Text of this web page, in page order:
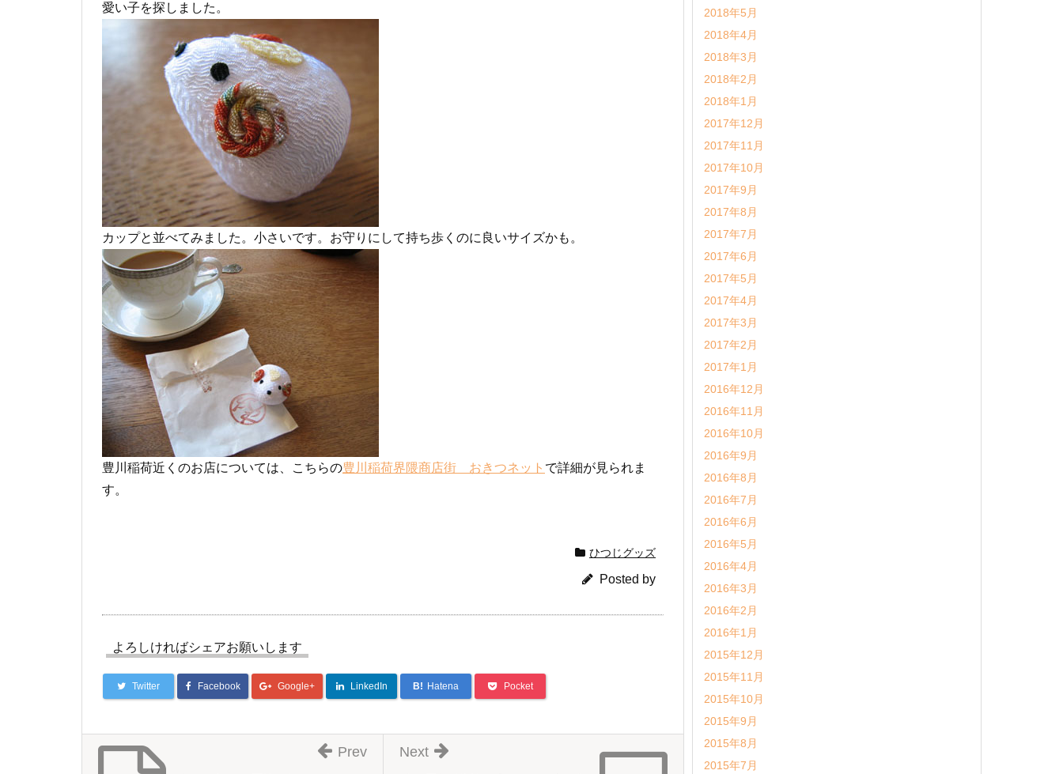
愛い子を探しました。
カップと並べてみました。小さいです。お守りにして持ち歩くのに良いサイズかも。
豊川稲荷近くのお店については、こちらの豊川稲荷界隈商店街 おきつネット で詳細が見られま
す。
ひつじグッズ
Posted by
よろしければシェアお願いします
Twitter Facebook Google+ LinkedIn B! Hatena Pocket
Next
Prev
2018年5月
2018年4月
2018年3月
2018年2月
2018年1月
2017年12月
2017年11月
2017年10月
2017年9月
2017年8月
2017年7月
2017年6月
2017年5月
2017年4月
2017年3月
2017年2月
2017年1月
2016年12月
2016年11月
2016年10月
2016年9月
2016年8月
2016年7月
2016年6月
2016年5月
2016年4月
2016年3月
2016年2月
2016年1月
2015年12月
2015年11月
2015年10月
2015年9月
2015年8月
2015年7月